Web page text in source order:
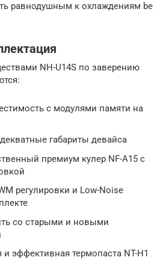
равнодушным к охлаждениям be
NH-U14S по заверению
с модулями памяти на
габариты девайса
премиум кулер NF-A15 с
регулировки и Low-Noise
со старыми и новыми
и эффективная термопаста NT-H1